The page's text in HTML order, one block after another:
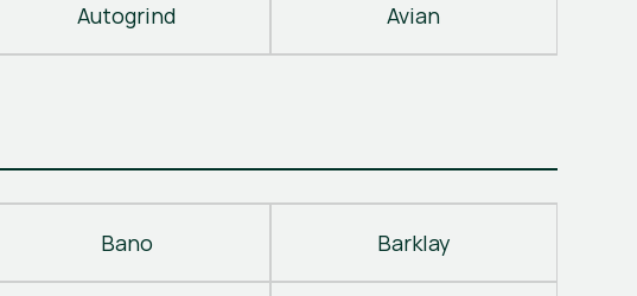
Autogrind Avian
Bano Barklay